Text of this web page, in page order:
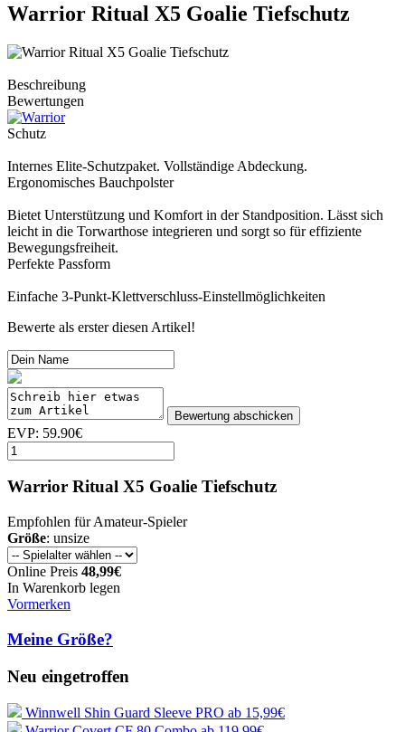
Warrior Ritual X5 Goalie Tiefschutz
Beschreibung
Bewertungen
Schutz
Internes Elite-Schutzpaket. Vollständige Abdeckung.
Ergonomisches Bauchpolster
Bietet Unterstützung und Komfort in der Standposition. Lässt sich
leicht in die Torwarthose integrieren und sorgt so für effiziente
Bewegungsfreiheit.
Perfekte Passform
Einfache 3-Punkt-Klettverschluss-Einstellmöglichkeiten
Bewerte als erster diesen Artikel!
EVP: 59.90€
Warrior Ritual X5 Goalie Tiefschutz
Empfohlen für Amateur-Spieler
Größe: unsize
Online Preis 48,99€
In Warenkorb legen
Vormerken
Meine Größe?
Neu eingetroffen
Winnwell Shin Guard Sleeve PRO ab 15,99€